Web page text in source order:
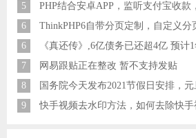
5
6
ThinkPHP6自带分页定制，自定义分
6
《真还传》,6亿债务已还超4亿 预计
7
网易跟贴正在整改 暂不支持发贴
8
9
快手视频去水印方法，如何去除快手